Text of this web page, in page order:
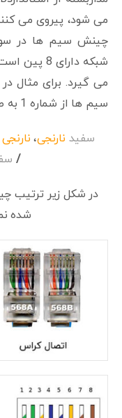
می شود، پیروی می
چینش سیم ها در
سیم ها از شماره 1 به صورت زیر است:
سفید نارنجی،
/
در شکل زیر ترتیب
شده